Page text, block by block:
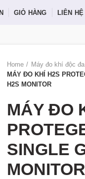
GIỎ HÀNG LIÊN HỆ
Home
Máy đo khí độc
MÁY ĐO KHÍ H2S
H2S MONITOR
MÁY ĐO
SINGLE
MONITOR